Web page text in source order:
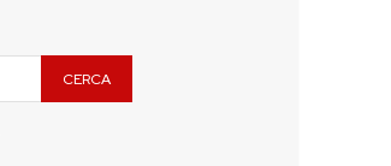
CERCA